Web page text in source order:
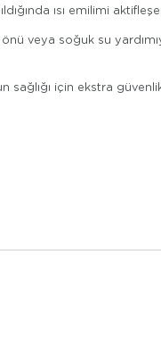
ısı emilimi
veya soğuk su
için ekstra